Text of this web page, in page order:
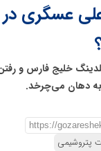
علی عسگری در
خلیج فارس و
دهان می‌چرخد.
پتروشیمی